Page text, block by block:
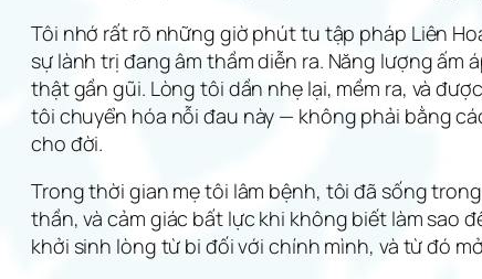
Tôi nhớ rất rõ những giờ phút tu tập pháp Liên
sự lành trị đang âm thầm diễn ra. Năng lượng
thật gần gũi. Lòng tôi dần nhẹ lại, mềm ra, và
tôi chuyển hóa nỗi đau này — không phải bằng
cho đời.
Trong thời gian mẹ tôi lâm bệnh, tôi đã sống
thần, và cảm giác bất lực khi không biết làm sao
khởi sinh lòng từ bi đối với chính mình, và từ đó